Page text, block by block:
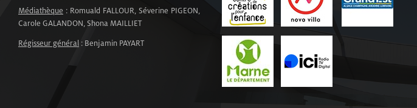
Médiathèque : Romuald FALLOUR, Séverine PIGEON,
Carole GALANDON, Shona MAILLIET
Régisseur général : Benjamin PAYART